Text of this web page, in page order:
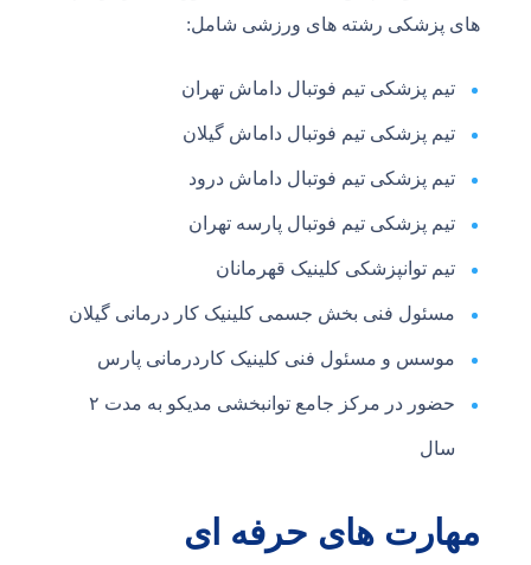
های پزشکی رشته های ورزشی شامل:
تیم پزشکی تیم فوتبال داماش تهران
تیم پزشکی تیم فوتبال داماش گیلان
تیم پزشکی تیم فوتبال داماش درود
تیم پزشکی تیم فوتبال پارسه تهران
تیم توانپزشکی کلینیک قهرمانان
مسئول فنی بخش جسمی کلینیک کار درمانی گیلان
موسس و مسئول فنی کلینیک کاردرمانی پارس
حضور در مرکز جامع توانبخشی مدیکو به مدت ۲
سال
مهارت های حرفه ای